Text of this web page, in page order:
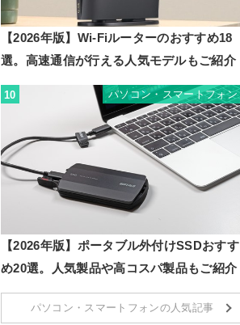
【2026年版】Wi-Fiルーターのおすすめ18
選。高速通信が行える人気モデルもご紹介
10 パソコン・スマートフォン
【2026年版】ポータブル外付けSSDおすす
め20選。人気製品や高コスパ製品もご紹介
パソコン・スマートフォンの人気記事